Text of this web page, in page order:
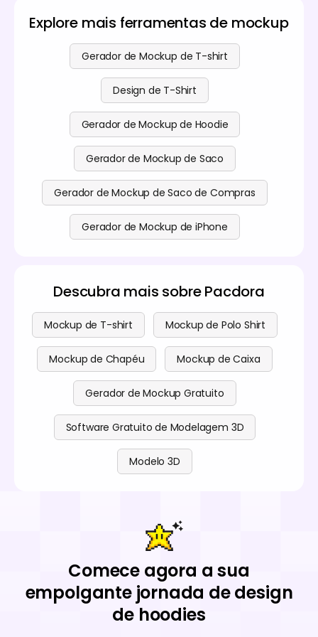
queiram explorar a sua experiência de design.
Também oferecemos serviços premium para
utilizadores que desejam funcionalidades mais
avançadas. Encontre mais informações na nossa
página de preços.
Explore mais ferramentas de mockup
Gerador de Mockup de T-shirt
Design de T-Shirt
Gerador de Mockup de Hoodie
Gerador de Mockup de Saco
Gerador de Mockup de Saco de Compras
Gerador de Mockup de iPhone
Descubra mais sobre Pacdora
Mockup de T-shirt Mockup de Polo Shirt
Mockup de Chapéu Mockup de Caixa
Gerador de Mockup Gratuito
Software Gratuito de Modelagem 3D
Modelo 3D
Comece agora a sua
empolgante jornada de design
de hoodies